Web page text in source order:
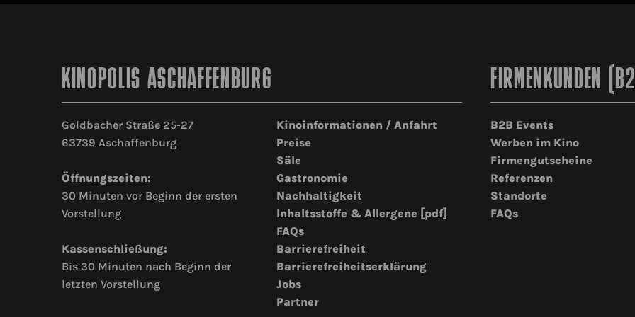
KINOPOLIS ASCHAFFENBURG
Goldbacher Straße 25-27
63739 Aschaffenburg
Öffnungszeiten:
30 Minuten vor Beginn der ersten
Vorstellung
Kassenschließung:
Bis 30 Minuten nach Beginn der
letzten Vorstellung
Kinoinformationen / Anfahrt
Preise
Säle
Gastronomie
Nachhaltigkeit
Inhaltsstoffe & Allergene [pdf]
FAQs
Barrierefreiheit
Barrierefreiheitserklärung
Jobs
Partner
FIRMENKUNDEN
B2B Events
Werben im Kino
Firmengutscheine
Referenzen
Standorte
FAQs